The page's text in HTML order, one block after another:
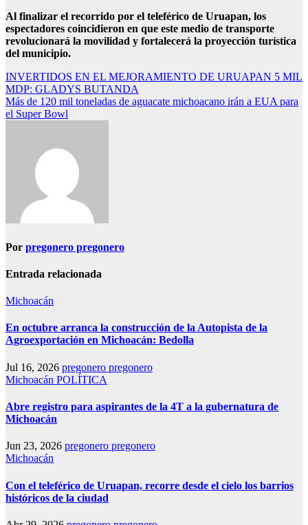
Al finalizar el recorrido por el teleférico de Uruapan, los
espectadores coincidieron en que este medio de transporte
revolucionará la movilidad y fortalecerá la proyección turística
del municipio.
Navegación
de
entradas
INVERTIDOS EN EL MEJORAMIENTO DE URUAPAN 5 MIL
MDP: GLADYS BUTANDA
Más de 120 mil toneladas de aguacate michoacano irán a EUA para
el Super Bowl
Por pregonero pregonero
Entrada relacionada
Michoacán
En octubre arranca la construcción de la Autopista de la
Agroexportación en Michoacán: Bedolla
Jul 16, 2026 pregonero pregonero
Michoacán POLÍTICA
Abre registro para aspirantes de la 4T a la gubernatura de
Michoacán
Jun 23, 2026 pregonero pregonero
Michoacán
Con el teleférico de Uruapan, recorre desde el cielo los barrios
históricos de la ciudad